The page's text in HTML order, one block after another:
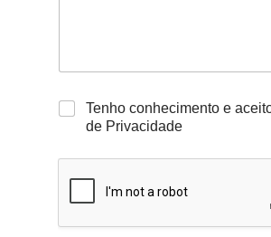
Tenho conhecimento e
de Privacidade